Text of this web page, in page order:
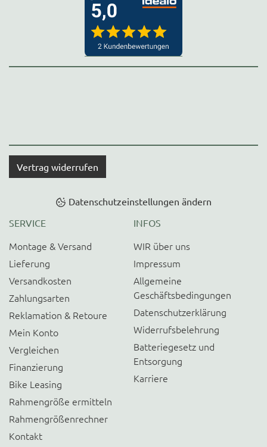
Vertrag widerrufen
Datenschutzeinstellungen ändern
SERVICE
Montage & Versand
Lieferung
Versandkosten
Zahlungsarten
Reklamation & Retoure
Mein Konto
Vergleichen
Finanzierung
Bike Leasing
Rahmengröße ermitteln
Rahmengrößenrechner
Kontakt
INFOS
WIR über uns
Impressum
Allgemeine
Geschäftsbedingungen
Datenschutzerklärung
Widerrufsbelehrung
Batteriegesetz und
Entsorgung
Karriere